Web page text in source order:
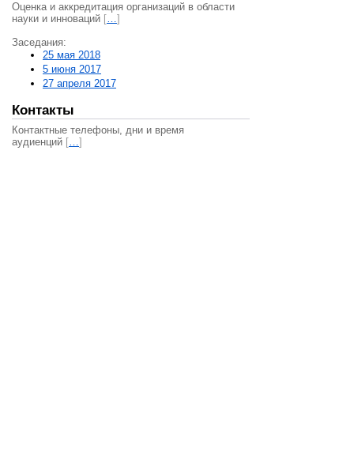
Оценка и аккредитация организаций в области
науки и инноваций […]
Заседания:
25 мая 2018
5 июня 2017
27 апреля 2017
Контакты
Контактные телефоны, дни и время
аудиенций […]